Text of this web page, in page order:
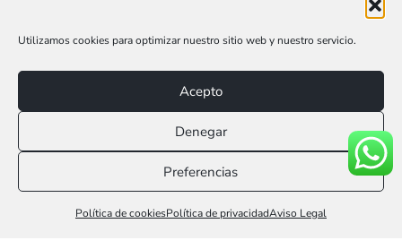
Utilizamos cookies para optimizar nuestro sitio web y nuestro servicio.
Acepto
Denegar
Preferencias
Política de cookiesPolítica de privacidadAviso Legal
Política de cookies
Web Social Media MAR
Llámanos 616 953 775